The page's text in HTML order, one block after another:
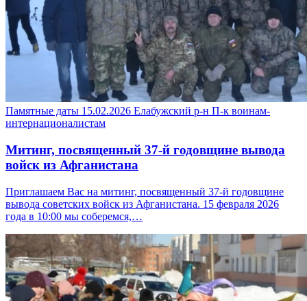
Памятные даты 15.02.2026 Елабужский р-н П-к воинам-
интернационалистам
Митинг, посвященный 37-й годовщине вывода
войск из Афганистана
Приглашаем Вас на митинг, посвященный 37-й годовщине
вывода советских войск из Афганистана. 15 февраля 2026
года в 10:00 мы соберемся,…